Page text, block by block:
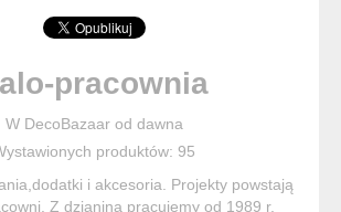
pracownia
W DecoBazaar od dawna
produktów: 95
i akcesoria. Projekty powstają
Z dzianiną pracujemy od 1989 r,